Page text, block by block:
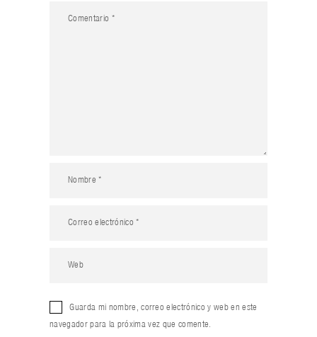
Guarda mi nombre, correo electrónico y web en este
navegador para la próxima vez que comente.